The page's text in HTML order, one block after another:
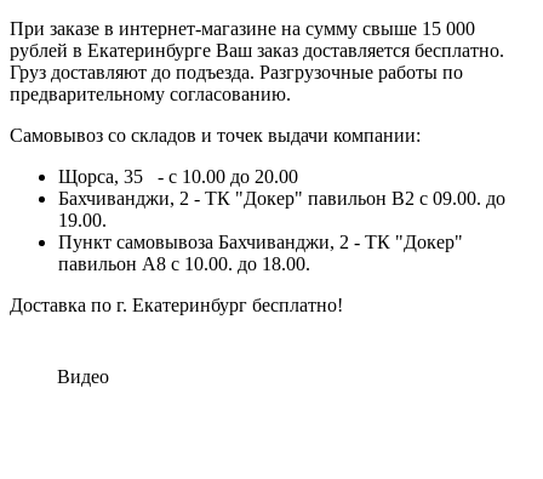
При заказе в интернет-магазине на сумму свыше 15 000
рублей в Екатеринбурге Ваш заказ доставляется бесплатно.
Груз доставляют до подъезда. Разгрузочные работы по
предварительному согласованию.
Самовывоз со складов и точек выдачи компании:
Щорса, 35 - с 10.00 до 20.00
Бахчиванджи, 2 - ТК "Докер" павильон B2 с 09.00. до
19.00.
Пункт самовывоза Бахчиванджи, 2 - ТК "Докер"
павильон А8 с 10.00. до 18.00.
Доставка по г. Екатеринбург бесплатно!
Видео